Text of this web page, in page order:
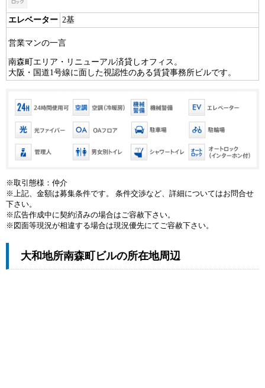
エレベーター 2基
営業マンの一言
南森町エリア・リニューアル済貸しオフィス。
大阪・国道1号線に面した視認性のある賃貸事務所ビルです。
※取引態様：仲介
※上記、金額は募集条件です。 条件交渉など、詳細についてはお問合せ
下さい。
※広告作成中に契約済みの場合はご容赦下さい。
※図面等現況が相違する場合は現況優先にてご容赦下さい。
大和地所南森町ビルの所在地周辺